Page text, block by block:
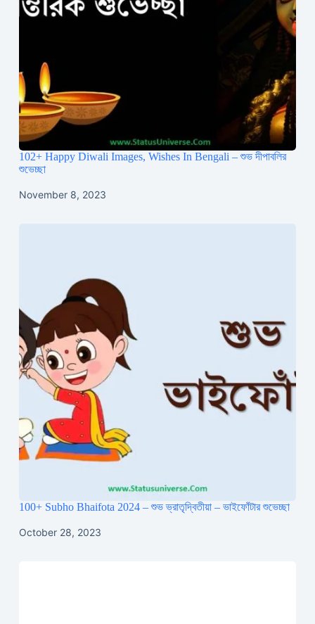
102+ Happy Diwali Images, Wishes In Bengali – শুভ দীপাবলির
শুভেচ্ছা
November 8, 2023
100+ Subho Bhaifota 2024 – শুভ ভ্রাতৃদ্বিতীয়া – ভাইফোঁটার শুভেচ্ছা
October 28, 2023